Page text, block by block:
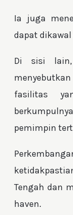
Ia juga
dapat
Di sisi lain,
fasilitas
pemimpin
Tengah dan
haven.